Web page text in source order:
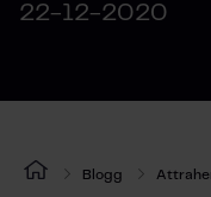
22-12-2020
Blogg